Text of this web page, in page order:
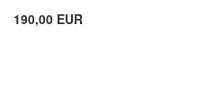
190,00 EUR